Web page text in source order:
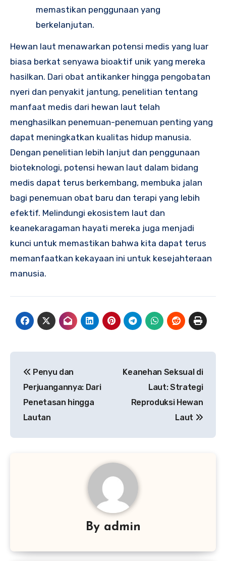
memastikan penggunaan yang
berkelanjutan.
Hewan laut menawarkan potensi medis yang luar
biasa berkat senyawa bioaktif unik yang mereka
hasilkan. Dari obat antikanker hingga pengobatan
nyeri dan penyakit jantung, penelitian tentang
manfaat medis dari hewan laut telah
menghasilkan penemuan-penemuan penting yang
dapat meningkatkan kualitas hidup manusia.
Dengan penelitian lebih lanjut dan penggunaan
bioteknologi, potensi hewan laut dalam bidang
medis dapat terus berkembang, membuka jalan
bagi penemuan obat baru dan terapi yang lebih
efektif. Melindungi ekosistem laut dan
keanekaragaman hayati mereka juga menjadi
kunci untuk memastikan bahwa kita dapat terus
memanfaatkan kekayaan ini untuk kesejahteraan
manusia.
pos
Penyu dan
Perjuangannya: Dari
Penetasan hingga
Lautan
Keanehan Seksual di
Laut: Strategi
Reproduksi Hewan
Laut
By admin